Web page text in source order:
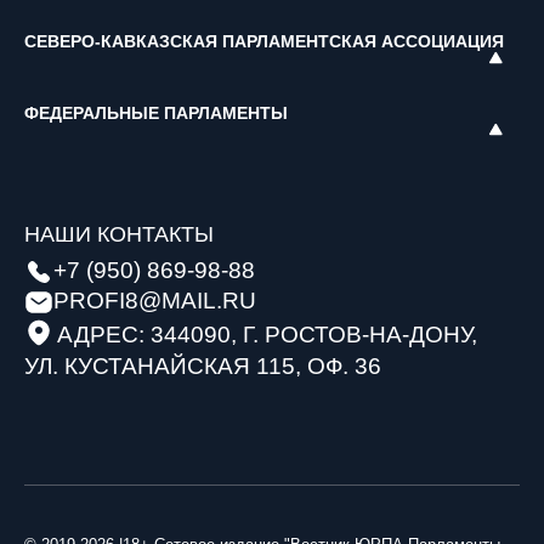
СЕВЕРО-КАВКАЗСКАЯ ПАРЛАМЕНТСКАЯ АССОЦИАЦИЯ
ФЕДЕРАЛЬНЫЕ ПАРЛАМЕНТЫ
НАШИ КОНТАКТЫ
+7 (950) 869-98-88
PROFI8@MAIL.RU
АДРЕС: 344090, Г. РОСТОВ-НА-ДОНУ,
УЛ. КУСТАНАЙСКАЯ 115, ОФ. 36